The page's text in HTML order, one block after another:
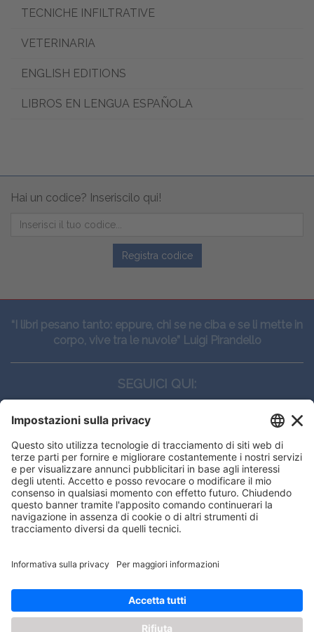
TECNICHE INFILTRATIVE
VETERINARIA
ENGLISH EDITIONS
LIBROS EN LENGUA ESPAÑOLA
Hai un codice? Inseriscilo qui!
Registra codice
“I libri pesano tanto: eppure, chi se ne ciba e se li mette in
corpo, vive tra le nuvole” Luigi Pirandello
SEGUICI QUI:
CONTATTI
Edi.Ermes srl
Viale E. Forlanini, 21 - 20134, Milano
(+39)027021121
E-mail:eeinfo@eenet.it
ORARI
Lunedì — Giovedì: - 08:30 - 13:00 – 14:00 - 17:30
Venerdì: - 08:30 - 13:00 – 14:00 - 16:00
offrirti la migliore navigazione
OK